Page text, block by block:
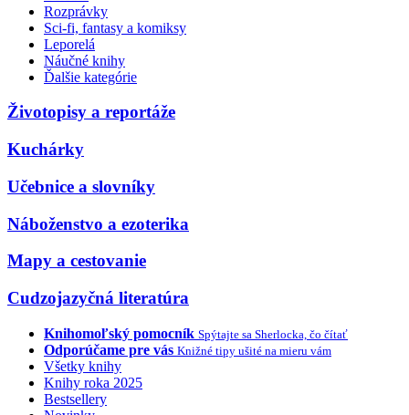
Rozprávky
Sci-fi, fantasy a komiksy
Leporelá
Náučné knihy
Ďalšie kategórie
Životopisy a reportáže
Kuchárky
Učebnice a slovníky
Náboženstvo a ezoterika
Mapy a cestovanie
Cudzojazyčná literatúra
Knihomoľský pomocník Spýtajte sa Sherlocka, čo čítať
Odporúčame pre vás Knižné tipy ušité na mieru vám
Všetky knihy
Knihy roka 2025
Bestsellery